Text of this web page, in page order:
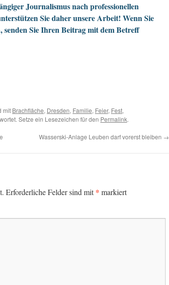
Journalismus nach professionellen
Sie daher unsere Arbeit! Wenn Sie
senden Sie Ihren Beitrag mit dem Betreff
mit Brachfläche, Dresden, Familie, Feier, Fest,
Setze ein Lesezeichen für den Permalink.
Wasserski-Anlage Leuben darf vorerst bleiben →
Erforderliche Felder sind mit* markiert